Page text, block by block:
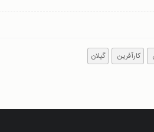
کارآفرین گیلان